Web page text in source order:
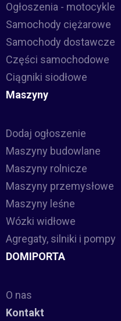
Ogłoszenia - motocykle
Samochody ciężarowe
Samochody dostawcze
Części samochodowe
Ciągniki siodłowe
Maszyny
Dodaj ogłoszenie
Maszyny budowlane
Maszyny rolnicze
Maszyny przemysłowe
Maszyny leśne
Wózki widłowe
Agregaty, silniki i pompy
DOMIPORTA
O nas
Kontakt